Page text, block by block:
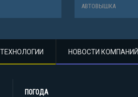
НОВОСТИ КОМПАНИЙ
ПОГОДА